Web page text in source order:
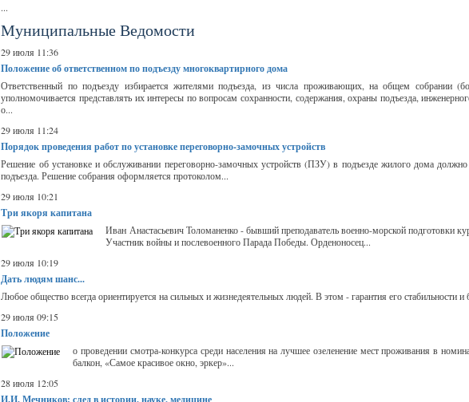
...
Муниципальные Ведомости
29 июля 11:36
Положение об ответственном по подъезду многоквартирного дома
Ответственный по подъезду избирается жителями подъезда, из числа проживающих, на общем собрании
уполномочивается представлять их интересы по вопросам сохранности, содержания, охраны подъезда,
о...
29 июля 11:24
Порядок проведения работ по установке переговорно-замочных устройств
Решение об установке и обслуживании переговорно-замочных устройств (ПЗУ) в подъезде жилого дома
подъезда. Решение собрания оформляется протоколом...
29 июля 10:21
Три якоря капитана
Иван Анастасьевич Толоманенко - бывший преподаватель военно-морской подготовки
Участник войны и послевоенного Парада Победы. Орденоносец...
29 июля 10:19
Дать людям шанс...
Любое общество всегда ориентируется на сильных и жизнедеятельных людей. В этом - гарантия его стабильности и
29 июля 09:15
Положение
о проведении смотра-конкурса среди населения на лучшее озеленение мест проживания в
балкон, «Самое красивое окно, эркер»...
28 июля 12:05
И.И. Мечников: след в истории, науке, медицине